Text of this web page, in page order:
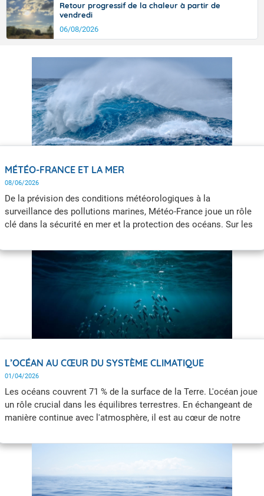
Retour progressif de la chaleur à partir de
vendredi
06/08/2026
MÉTÉO-FRANCE ET LA MER
08/06/2026
De la prévision des conditions météorologiques à la
surveillance des pollutions marines, Météo-France joue un rôle
clé dans la sécurité en mer et la protection des océans. Sur les
populations et les marins des dangers qui les guettent.
L’OCÉAN AU CŒUR DU SYSTÈME CLIMATIQUE
01/04/2026
Les océans couvrent 71 % de la surface de la Terre. L'océan joue
un rôle crucial dans les équilibres terrestres. En échangeant de
manière continue avec l'atmosphère, il est au cœur de notre